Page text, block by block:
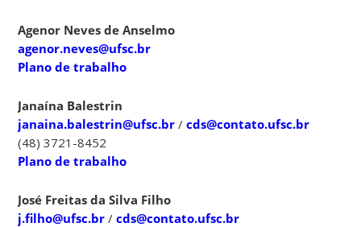
Agenor Neves de Anselmo
agenor.neves@ufsc.br
Plano de trabalho
Janaína Balestrin
janaina.balestrin@ufsc.br /cds@contato.ufsc.br
(48) 3721-8452
Plano de trabalho
José Freitas da Silva Filho
j.filho@ufsc.br /cds@contato.ufsc.br